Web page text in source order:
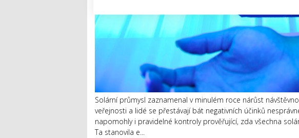
Solární průmysl zaznamenal v minulém roce nárůst
veřejnosti a lidé se přestávají bát negativních účinků
napomohly i pravidelné kontroly prověřující, zda všechna
Ta stanovila e...